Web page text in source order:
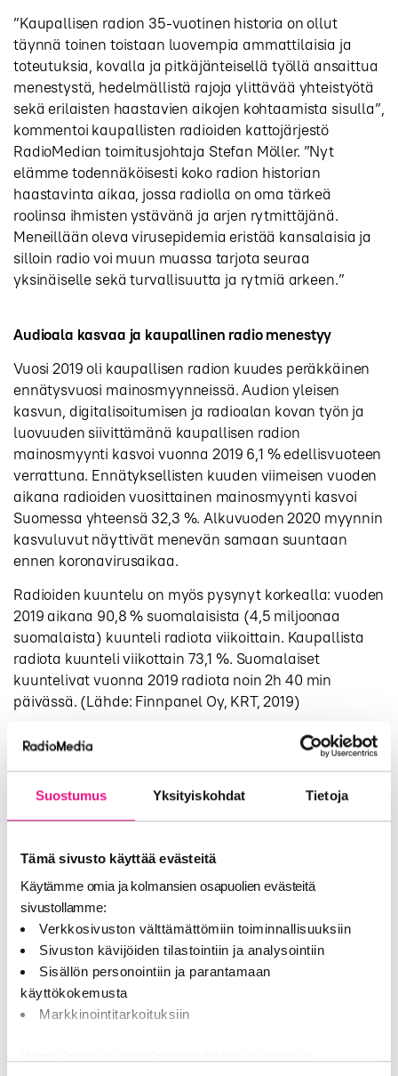
Suostumus Yksityiskohdat Tietoja
Tämä sivusto käyttää evästeitä
Käytämme omia ja kolmansien osapuolien evästeitä
sivustollamme:
Verkkosivuston välttämättömiin toiminnallisuuksiin
Sivuston kävijöiden tilastointiin ja analysointiin
Sisällön personointiin ja parantamaan
käyttökokemusta
Markkinointitarkoituksiin
”Kaupallisen radion 35-vuotinen historia on ollut
täynnä toinen toistaan luovempia ammattilaisia ja
toteutuksia, kovalla ja pitkäjänteisellä työllä ansaittua
menestystä, hedelmällistä rajoja ylittävää yhteistyötä
sekä erilaisten haastavien aikojen kohtaamista sisulla”,
kommentoi kaupallisten radioiden kattojärjestö
RadioMedian toimitusjohtaja Stefan Möller. ”Nyt
elämme todennäköisesti koko radion historian
haastavinta aikaa, jossa radiolla on oma tärkeä
roolinsa ihmisten ystävänä ja arjen rytmittäjänä.
Meneillään oleva virusepidemia eristää kansalaisia ja
silloin radio voi muun muassa tarjota seuraa
yksinäiselle sekä turvallisuutta ja rytmiä arkeen.”
Audioala kasvaa ja kaupallinen radio menestyy
Vuosi 2019 oli kaupallisen radion kuudes peräkkäinen
ennätysvuosi mainosmyynneissä. Audion yleisen
kasvun, digitalisoitumisen ja radioalan kovan työn ja
luovuuden siivittämänä kaupallisen radion
mainosmyynti kasvoi vuonna 2019 6,1 % edellisvuoteen
verrattuna. Ennätyksellisten kuuden viimeisen vuoden
aikana radioiden vuosittainen mainosmyynti kasvoi
Suomessa yhteensä 32,3 %. Alkuvuoden 2020 myynnin
kasvuluvut näyttivät menevän samaan suuntaan
ennen koronavirusaikaa.
Radioiden kuuntelu on myös pysynyt korkealla: vuoden
2019 aikana 90,8 % suomalaisista (4,5 miljoonaa
suomalaista) kuunteli radiota viikoittain. Kaupallista
radiota kuunteli viikottain 73,1 %. Suomalaiset
kuuntelivat vuonna 2019 radiota noin 2h 40 min
päivässä. (Lähde: Finnpanel Oy, KRT, 2019)
”Vauhdilla etenevän digitalisaation mukanaan tuomat
uudet radioiden kuuntelumahdollisuudet, mediatalojen
vahvistuneet sisältöpanostukset ja ylipäätään audion
suosion kasvu ovat kaikki olleet tärkeitä
mainosmyynnin kasvun mahdollistajia viimeisten
tämä pitkäjänteinen kasvu jatkuu myös
tulevaisuudessa uudella pitkällä
radiotoimilupakaudella, kun pääsemme yli meneillään
olevasta ikävästä poikkeustilanteesta.”
Tuore kysely: medioiden kulutus säilynyt korkealla
poikkeusoloissa
jossa kysyttiin muun muassa suomalaisten median